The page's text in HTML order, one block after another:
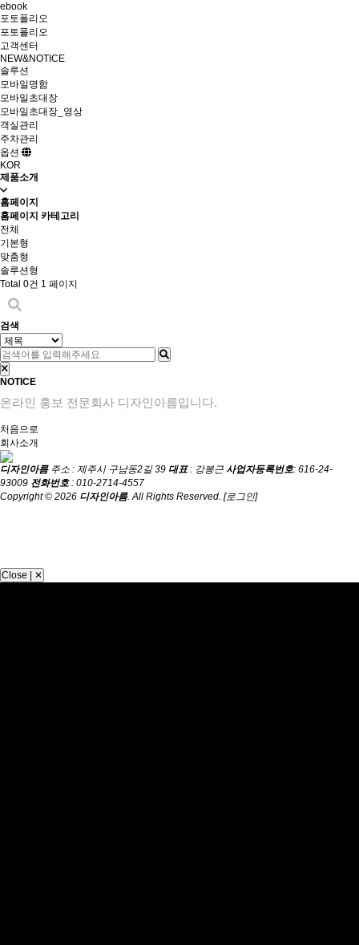
ebook
포토폴리오
포토폴리오
고객센터
NEW&NOTICE
솔루션
모바일명함
모바일초대장
모바일초대장_영상
객실관리
주차관리
옵션
KOR
제품소개
홈페이지
홈페이지 카테고리
전체
기본형
맞춤형
솔루션형
Total 0건 1 페이지
검색
NOTICE
온라인 홍보 전문회사 디자인아름입니다.
처음으로
회사소개
디자인아름주소 : 제주시 구남동2길 39 대표: 강봉근 사업자등록번호: 616-24-
93009 전화번호: 010-2714-4557
Copyright © 2026 디자인아름. All Rights Reserved. [로그인]
Close | ✕